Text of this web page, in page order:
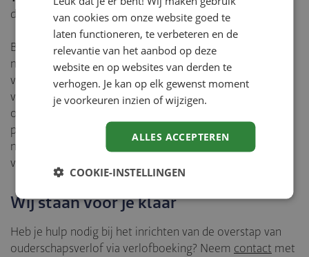
dit
artikel.
Bij de cao SGO / gemeenten hebben medewerkers de
mogelijkheid om het doorbetalingspercentage te
verhogen naar 100%. Dit wordt verrekend met het aantal
verlofuren voor het aanvullend betaald
ouderschapsverlof. Door de specifieke regeling kan dit
proces niet volledig geautomatiseerd worden. IJK kan je
natuurlijk wel ondersteunen bij het zo optimaal inrichten
van dit proces.
Wij staan voor je klaar
Heb je hulp nodig bij het inrichten van de overstap van
ouderschapsverlof via verlofboeking? Neem contact met
van cookies om onze website goed te
laten functioneren, te verbeteren en de
relevantie van het aanbod op deze
website en op websites van derden te
verhogen. Je kan op elk gewenst moment
je voorkeuren inzien of wijzigen.
ALLES ACCEPTEREN
COOKIE-INSTELLINGEN